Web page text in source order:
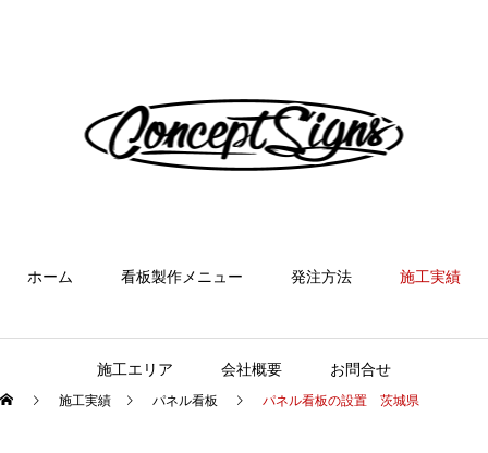
ホーム 看板製作メニュー 発注方法 施工実績
施工エリア 会社概要 お問合せ
施工実績 パネル看板 パネル看板の設置 茨城県